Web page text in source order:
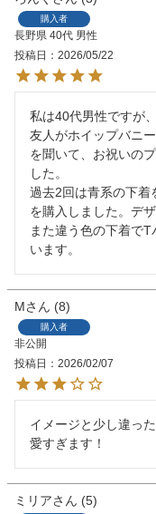
購入者
長野県 40代 男性
投稿日
2026/05/22
私は40代男性ですが
友人がホイップバニ
を聞いて、お祝いの
した。
過去2回は青系の下着
を購入しました。デ
また違う色の下着で
います。
M 8
購入者
非公開
投稿日
2026/02/07
イメージと少し違っ
愛すぎます！
ミリア 5